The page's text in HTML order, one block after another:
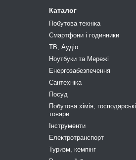
Каталог
Побутова техніка
Смартфони і годинники
ТВ, Аудіо
Ноутбуки та Мережі
Енергозабезпечення
Сантехніка
Посуд
Побутова хімія, господарськi
товари
Інструменти
Електротранспорт
Туризм, кемпiнг